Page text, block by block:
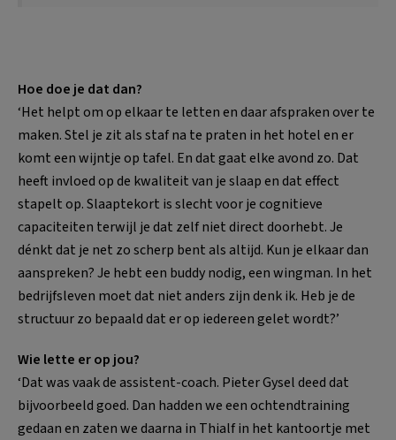
Hoe doe je dat dan?
‘Het helpt om op elkaar te letten en daar afspraken over te
maken. Stel je zit als staf na te praten in het hotel en er
komt een wijntje op tafel. En dat gaat elke avond zo. Dat
heeft invloed op de kwaliteit van je slaap en dat effect
stapelt op. Slaaptekort is slecht voor je cognitieve
capaciteiten terwijl je dat zelf niet direct doorhebt. Je
dénkt dat je net zo scherp bent als altijd. Kun je elkaar dan
aanspreken? Je hebt een buddy nodig, een wingman. In het
bedrijfsleven moet dat niet anders zijn denk ik. Heb je de
structuur zo bepaald dat er op iedereen gelet wordt?’
Wie lette er op jou?
‘Dat was vaak de assistent-coach. Pieter Gysel deed dat
bijvoorbeeld goed. Dan hadden we een ochtendtraining
gedaan en zaten we daarna in Thialf in het kantoortje met